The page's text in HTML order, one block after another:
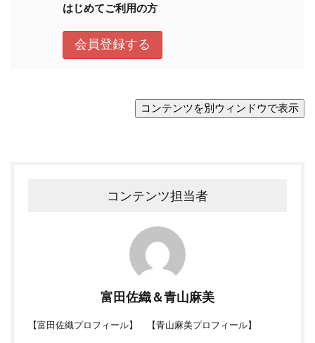
コンテンツ担当者
富田佐織＆青山麻美
【富田佐織プロフィール】 【青山麻美プロフィール】